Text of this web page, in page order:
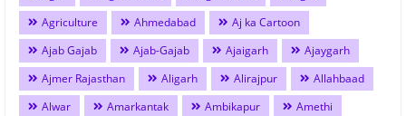
Agriculture
Ahmedabad
Aj ka Cartoon
Ajab Gajab
Ajab-Gajab Ajaigarh
Ajaygarh
Ajmer Rajasthan
Aligarh Alirajpur
Allahbaad
Alwar
Amarkantak Ambikapur
Amethi